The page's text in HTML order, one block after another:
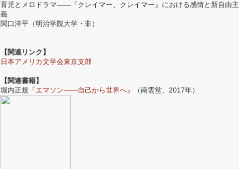
育児とメロドラマ——『クレイマー、クレイマー』における感情と新自由主
義
関口洋平（明治学院大学・非）
【関連リンク】
日本アメリカ文学会東京支部
【関連書籍】
堀内正規
『エマソン——自己から世界へ』 （南雲堂、2017年）